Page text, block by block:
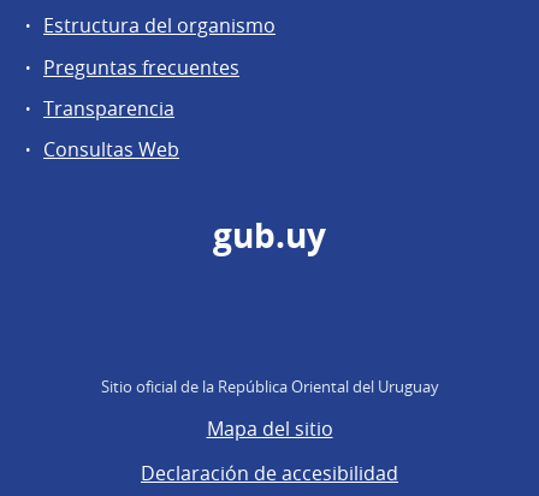
Estructura del organismo
Preguntas frecuentes
Transparencia
Consultas Web
gub.uy
Sitio oficial de la República Oriental del Uruguay
Mapa del sitio
Declaración de accesibilidad